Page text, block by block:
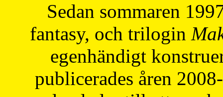
Sedan sommaren
fantasy, och trilogin
egenhändigt
publicerades åren